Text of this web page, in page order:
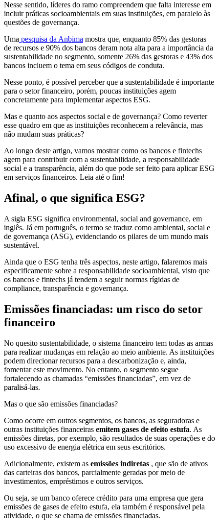
Nesse sentido, líderes do ramo compreendem que falta interesse em
incluir práticas socioambientais em suas instituições, em paralelo às
questões de governança.
Uma pesquisa da Anbima mostra que, enquanto 85% das gestoras
de recursos e 90% dos bancos deram nota alta para a importância da
sustentabilidade no segmento, somente 26% das gestoras e 43% dos
bancos incluem o tema em seus códigos de conduta.
Nesse ponto, é possível perceber que a sustentabilidade é importante
para o setor financeiro, porém, poucas instituições agem
concretamente para implementar aspectos ESG.
Mas e quanto aos aspectos social e de governança? Como reverter
esse quadro em que as instituições reconhecem a relevância, mas
não mudam suas práticas?
Ao longo deste artigo, vamos mostrar como os bancos e fintechs
agem para contribuir com a sustentabilidade, a responsabilidade
social e a transparência, além do que pode ser feito para aplicar ESG
em serviços financeiros. Leia até o fim!
Afinal, o que significa ESG?
A sigla ESG significa environmental, social and governance, em
inglês. Já em português, o termo se traduz como ambiental, social e
de governança (ASG), evidenciando os pilares de um mundo mais
sustentável.
Ainda que o ESG tenha três aspectos, neste artigo, falaremos mais
especificamente sobre a responsabilidade socioambiental, visto que
os bancos e fintechs já tendem a seguir normas rígidas de
compliance, transparência e governança.
Emissões financiadas: um risco do setor
financeiro
No quesito sustentabilidade, o sistema financeiro tem todas as armas
para realizar mudanças em relação ao meio ambiente. As instituições
podem direcionar recursos para a descarbonização e, ainda,
fomentar este movimento. No entanto, o segmento segue
fortalecendo as chamadas “emissões financiadas”, em vez de
paralisá-las.
Mas o que são emissões financiadas?
Como ocorre em outros segmentos, os bancos, as seguradoras e
outras instituições financeiras emitem gases de efeito estufa. As
emissões diretas, por exemplo, são resultados de suas operações e do
uso excessivo de energia elétrica em seus escritórios.
Adicionalmente, existem as emissões indiretas , que são de ativos
das carteiras dos bancos, parcialmente geradas por meio de
investimentos, empréstimos e outros serviços.
Ou seja, se um banco oferece crédito para uma empresa que gera
emissões de gases de efeito estufa, ela também é responsável pela
atividade, o que se chama de emissões financiadas.